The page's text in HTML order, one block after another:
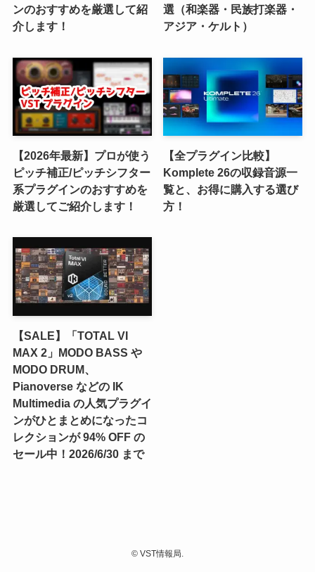
ンのおすすめを厳選して紹
介します！
選（和楽器・民族打楽器・
アジア・ケルト）
【2026年最新】プロが使う
ピッチ補正/ピッチシフター
系プラグインのおすすめを
厳選してご紹介します！
【全プラグイン比較】
Komplete 26の収録音源一
覧と、お得に購入する選び
方！
【SALE】「TOTAL VI
MAX 2」MODO BASS や
MODO DRUM、
Pianoverse などの IK
Multimedia の人気プラグイ
ンがひとまとめになったコ
レクションが 94% OFF の
セール中！2026/6/30 まで
© VST情報局.